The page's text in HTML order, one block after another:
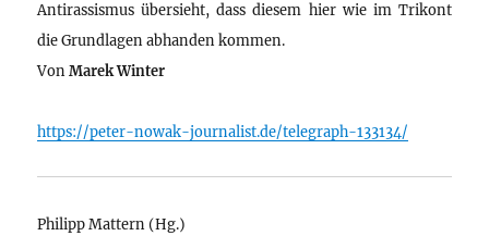
Antirassismus übersieht, dass diesem hier wie im Trikont
die Grundlagen abhanden kommen.
VonMarek Winter
https://peter-nowak-journalist.de/telegraph-133134/
Philipp Mattern (Hg.)